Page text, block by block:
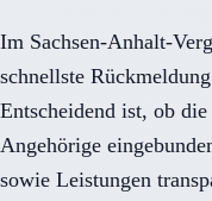
Im Sachsen-Anhalt-
schnellste
Entscheidend ist, ob
Angehörige
sowie Leistungen